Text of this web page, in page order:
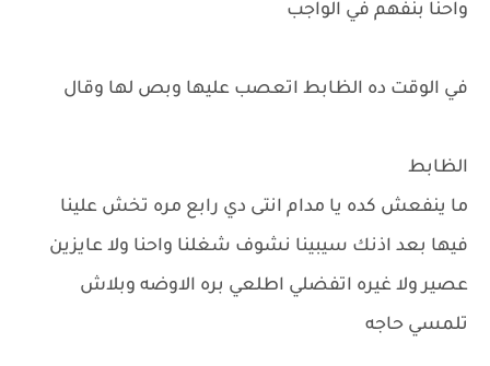
واحنا بنفهم في الواجب
في الوقت ده الظابط اتعصب عليها وبص لها وقال
الظابط
ما ينفعش كده يا مدام انتى دي رابع مره تخش علينا
فيها بعد اذنك سيبينا نشوف شغلنا واحنا ولا عايزين
عصير ولا غيره اتفضلي اطلعي بره الاوضه وبلاش
تلمسي حاجه